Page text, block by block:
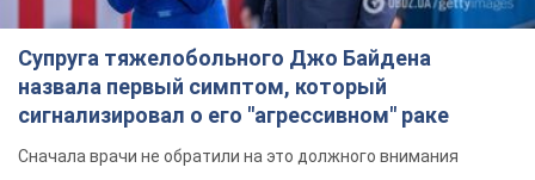
Супруга тяжелобольного Джо Байдена
назвала первый симптом, который
сигнализировал о его "агрессивном" раке
Сначала врачи не обратили на это должного внимания